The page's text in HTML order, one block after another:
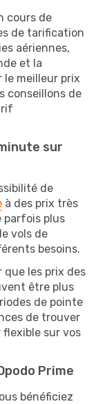
cours de
de tarification
aériennes,
et la
le meilleur prix
conseillons de
sur
de
à des prix très
parfois plus
vols de
besoins.
les prix des
être plus
de pointe
de trouver
flexible sur vos
Prime
bénéficiez